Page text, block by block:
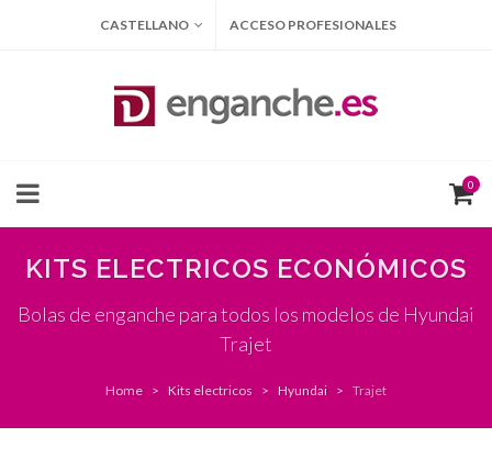
CASTELLANO ACCESO PROFESIONALES
0
KITS ELECTRICOS ECONÓMICOS
Bolas de enganche para todos los modelos de Hyundai
Trajet
Home Kits electricos Hyundai Trajet